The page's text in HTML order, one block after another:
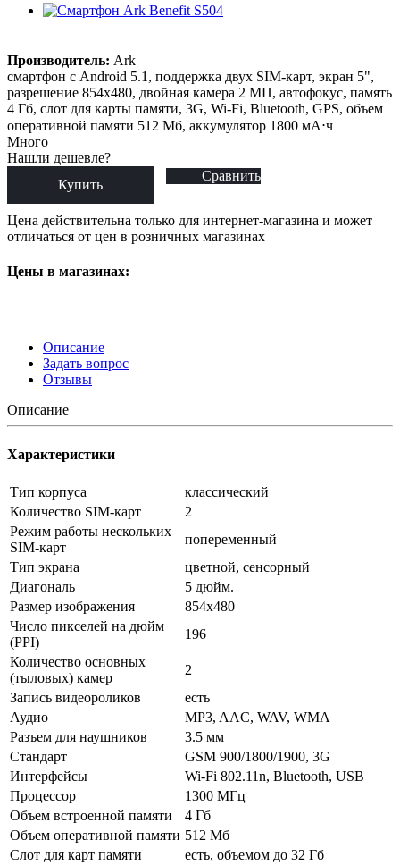
Производитель: Ark
смартфон с Android 5.1, поддержка двух SIM-карт, экран 5",
разрешение 854x480, двойная камера 2 МП, автофокус, память
4 Гб, слот для карты памяти, 3G, Wi-Fi, Bluetooth, GPS, объем
оперативной памяти 512 Мб, аккумулятор 1800 мА⋅ч
Много
Нашли дешевле?
Купить
Сравнить
Цена действительна только для интернет-магазина и может
отличаться от цен в розничных магазинах
Цены в магазинах:
Описание
Задать вопрос
Отзывы
Описание
Характеристики
Тип корпуса
классический
Количество SIM-карт
2
Режим работы нескольких
SIM-карт
попеременный
Тип экрана
цветной, сенсорный
Диагональ
5 дюйм.
Размер изображения
854x480
Число пикселей на дюйм
(PPI)
196
Количество основных
(тыловых) камер
2
Запись видеороликов
есть
Аудио
MP3, AAC, WAV, WMA
Разъем для наушников
3.5 мм
Стандарт
GSM 900/1800/1900, 3G
Интерфейсы
Wi-Fi 802.11n, Bluetooth, USB
Процессор
1300 МГц
Объем встроенной памяти
4 Гб
Объем оперативной памяти 512 Мб
Слот для карт памяти
есть, объемом до 32 Гб